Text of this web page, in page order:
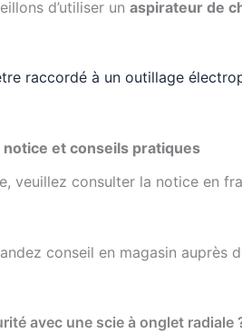
d’utiliser un aspirateur de
raccordé à un outillage
notice et conseils pratiques
veuillez consulter la notice en
conseil en magasin
avec une scie à onglet radiale